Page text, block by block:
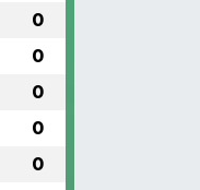
0
0
0
0
0